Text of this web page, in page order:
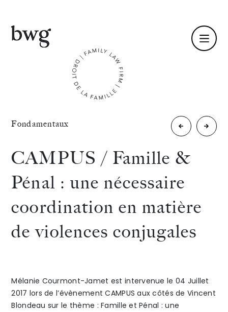
Actualités
International
Honoraires
Libéralité,
et
majeurs
protégés
»
«
La
2017
Fondamentaux
CAMPUS / Famille &
Pénal : une nécessaire
coordination en matière
de violences conjugales
Mélanie Courmont-Jamet est intervenue le 04 Juillet
2017 lors de l’évènement CAMPUS aux côtés de Vincent
Blondeau sur le thème : Famille et Pénal : une